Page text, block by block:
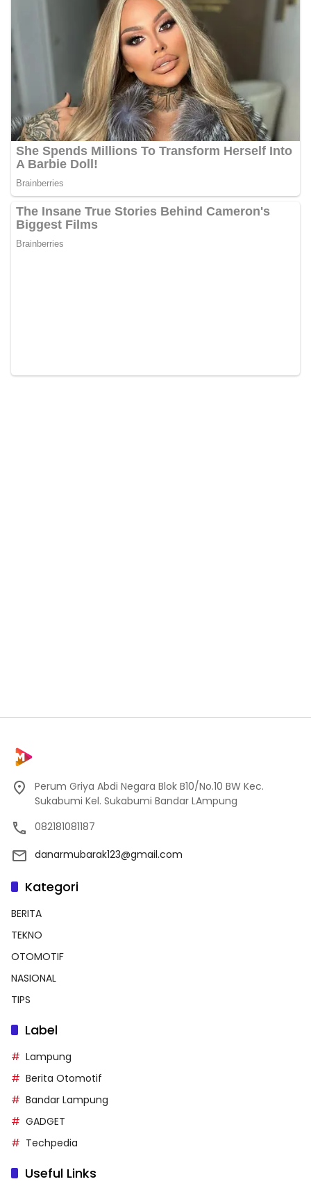
Perum Griya Abdi Negara Blok B10/No.10 BW Kec.
Sukabumi Kel. Sukabumi Bandar LAmpung
082181081187
danarmubarak123@gmail.com
Kategori
BERITA
TEKNO
OTOMOTIF
NASIONAL
TIPS
Label
Lampung
Berita Otomotif
Bandar Lampung
GADGET
Techpedia
Useful Links